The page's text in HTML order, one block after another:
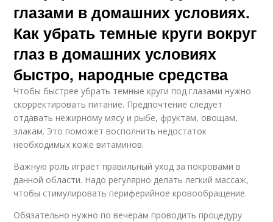
глазами в домашних условиях.
Как убрать темные круги вокруг
глаз в домашних условиях
быстро, народные средства
Чтобы быстрее убрать темные круги под глазами нужно
скорректировать питание. Предпочтение следует
отдавать нежирному мясу и рыбе, фруктам, овощам,
злакам. Это поможет восполнить недостаток
необходимых коже витаминов.
Важную роль играет правильный уход за покровами в
данной области. Надо регулярно делать легкий массаж,
чтобы стимулировать периферийное кровообращение.
Обязательно нужно по вечерам проводить процедуру